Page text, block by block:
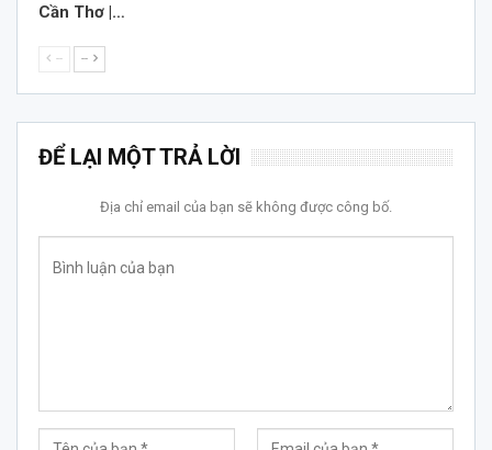
Cần Thơ |…
-- --
ĐỂ LẠI MỘT TRẢ LỜI
Địa chỉ email của bạn sẽ không được công bố.